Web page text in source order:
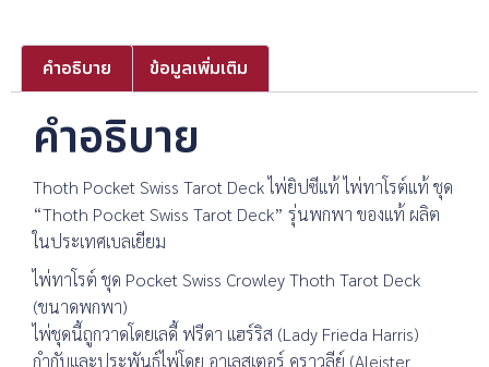
คำอธิบาย ข้อมูลเพิ่มเติม
คำอธิบาย
Thoth Pocket Swiss Tarot Deck ไพ่ยิปซีแท้ ไพ่ทาโรต์แท้ ชุด
“Thoth Pocket Swiss Tarot Deck” รุ่นพกพา ของแท้ ผลิต
ในประเทศเบลเยียม
ไพ่ทาโรต์ ชุด Pocket Swiss Crowley Thoth Tarot Deck
(ขนาดพกพา)
ไพ่ชุดนี้ถูกวาดโดยเลดี้ ฟรีดา แฮร์ริส (Lady Frieda Harris)
กำกับและประพันธ์ไพ่โดย อาเลสเตอร์ คราวลีย์ (Aleister